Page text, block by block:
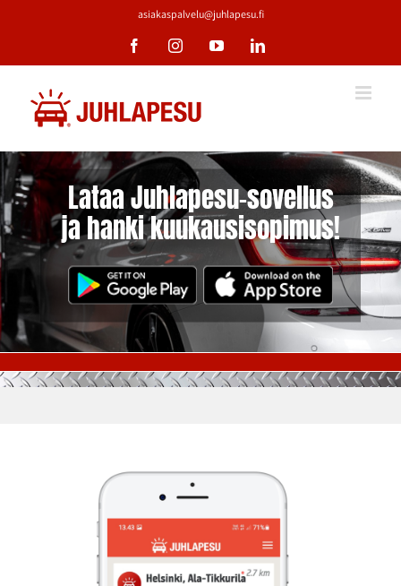
asiakaspalvelu@juhlapesu.fi
FacebookInstagramYouTubeLinkedIn
Lataa Juhlapesu-sovellus
ja hanki kuukausisopimus!